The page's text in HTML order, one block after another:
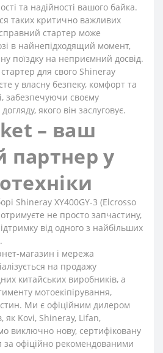
та надійності вашого байка.
таких критично важливих
стартер може
в найнепідходящий момент,
поїздку на неприємний досвід.
для свого Shineray
у власну безпеку, комфорт та
забезпечуючи своєму
якого він заслуговує.
– ваш
партнер у
Shineray XY400GY-3 (Elcrosso
не просто запчастину,
від одного з найбільших
магазин і мережа
на продажу
китайських виробників, а
мотоекіпірування,
Ми є офіційним дилером
як Kovi, Shineray, Lifan,
виключно нову, сертифіковану
за офіційно рекомендованими